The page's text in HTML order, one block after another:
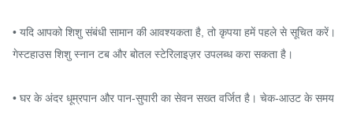
• यदि आपको शिशु संबंधी सामान की आवश्यकता है, तो कृपया हमें पहले से सूचित करें।
गेस्टहाउस शिशु स्नान टब और बोतल स्टेरिलाइज़र उपलब्ध करा सकता है।
• घर के अंदर धूम्रपान और पान-सुपारी का सेवन सख्त वर्जित है। चेक-आउट के समय